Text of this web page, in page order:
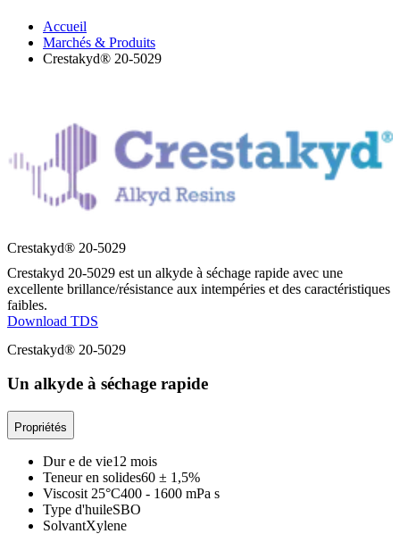
Accueil
Marchés & Produits
Crestakyd® 20-5029
Crestakyd® 20-5029
Crestakyd 20-5029 est un alkyde à séchage rapide avec une
excellente brillance/résistance aux intempéries et des caractéristiques
faibles.
Download TDS
Crestakyd® 20-5029
Un alkyde à séchage rapide
Propriétés
Dur e de vie12 mois
Teneur en solides60 ± 1,5%
Viscosit 25°C400 - 1600 mPa s
Type d'huileSBO
SolvantXylene